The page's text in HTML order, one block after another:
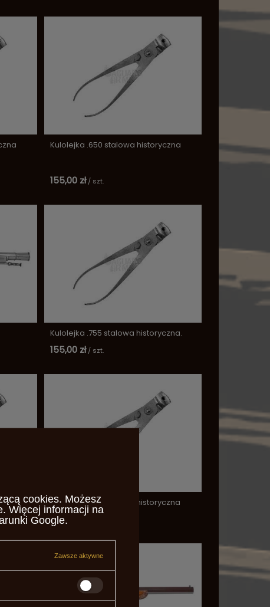
Kulolejka .650 stalowa historyczna
155,00 zł / szt.
Kulolejka .755 stalowa historyczna.
155,00 zł / szt.
Kulolejka .675 stalowa historyczna
155,00 zł
cookies. Możesz
Więcej informacji na
Google.
Zawsze aktywne